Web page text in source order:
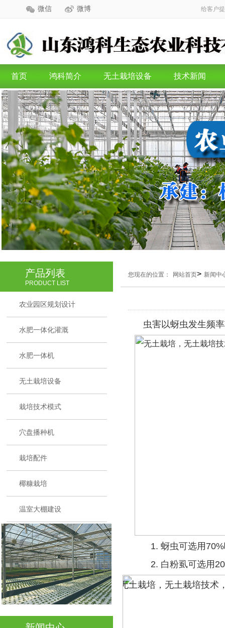
微信 微博 给客户
首页 鸿科简介 无土栽培设备 技术新闻
产品列表
PRODUCT LIST
农业园区规划设计
水肥一体化灌溉
水肥一体机
无土栽培设备
栽培技术模式
穴盘播种机
栽培配件
椰糠栽培
温室大棚建设
您现在的位置： 网站首页> 新闻中
虫害以蚜虫发生频率
1. 蚜虫可选用 70%
2. 白粉虱可选用